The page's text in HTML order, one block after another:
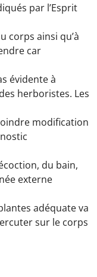
par l’Esprit
corps ainsi qu’à
car
évidente à
herboristes. Les
modification
du bain,
externe
adéquate va
sur le corps